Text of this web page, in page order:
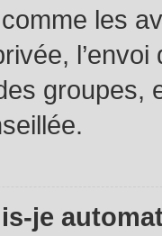
les
groupes,
je